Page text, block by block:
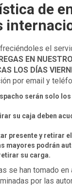
de
el
EN
LOS DÍAS
por email y
serán solo los
su caja deben
presente y retirar
mayores podrán
su carga.
se han tomado en
por las